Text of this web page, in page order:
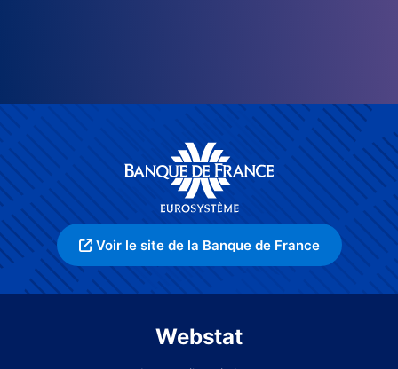
Voir le site de la Banque de France
Webstat